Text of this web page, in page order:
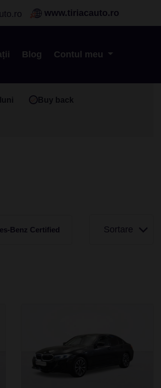
www.tiriacauto.ro
Blog Contul meu
luni Buy back
Benz Certified Sortare